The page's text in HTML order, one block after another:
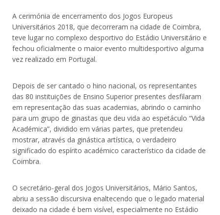
A cerimónia de encerramento dos Jogos Europeus
Universitários 2018, que decorreram na cidade de Coimbra,
teve lugar no complexo desportivo do Estádio Universitário e
fechou oficialmente o maior evento multidesportivo alguma
vez realizado em Portugal.
Depois de ser cantado o hino nacional, os representantes
das 80 instituições de Ensino Superior presentes desfilaram
em representação das suas academias, abrindo o caminho
para um grupo de ginastas que deu vida ao espetáculo “Vida
Académica”, dividido em várias partes, que pretendeu
mostrar, através da ginástica artística, o verdadeiro
significado do espírito académico característico da cidade de
Coimbra.
O secretário-geral dos Jogos Universitários, Mário Santos,
abriu a sessão discursiva enaltecendo que o legado material
deixado na cidade é bem visível, especialmente no Estádio